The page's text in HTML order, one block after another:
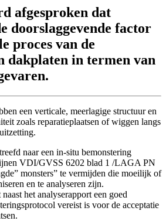
afgesproken dat
doorslaggevende factor
proces van de
dakplaten in termen van
een verticale, meerlagige structuur en
zoals reparatieplaatsen of wiggen langs
naar een in-situ bemonstering
VDI/GVSS 6202 blad 1 /LAGA PN
monsters” te vermijden die moeilijk of
en te analyseren zijn.
het analyserapport een goed
vereist is voor de acceptatie